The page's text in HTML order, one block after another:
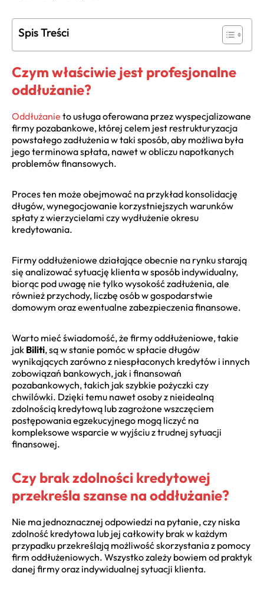
Spis Treści
Czym właściwie jest profesjonalne
oddłużanie?
Oddłużanie to usługa oferowana przez wyspecjalizowane
firmy pozabankowe, której celem jest restrukturyzacja
powstałego zadłużenia w taki sposób, aby możliwa była
jego terminowa spłata, nawet w obliczu napotkanych
problemów finansowych.
Proces ten może obejmować na przykład konsolidację
długów, wynegocjowanie korzystniejszych warunków
spłaty z wierzycielami czy wydłużenie okresu
kredytowania.
Firmy oddłużeniowe działające obecnie na rynku starają
się analizować sytuację klienta w sposób indywidualny,
biorąc pod uwagę nie tylko wysokość zadłużenia, ale
również przychody, liczbę osób w gospodarstwie
domowym oraz ewentualne zabezpieczenia finansowe.
Warto mieć świadomość, że firmy oddłużeniowe, takie
jak Biliti, są w stanie pomóc w spłacie długów
wynikających zarówno z niespłaconych kredytów i innych
zobowiązań bankowych, jak i finansowań
pozabankowych, takich jak szybkie pożyczki czy
chwilówki. Dzięki temu nawet osoby z nieidealną
zdolnością kredytową lub zagrożone wszczęciem
postępowania egzekucyjnego mogą liczyć na
kompleksowe wsparcie w wyjściu z trudnej sytuacji
finansowej.
Czy brak zdolności kredytowej
przekreśla szanse na oddłużanie?
Nie ma jednoznacznej odpowiedzi na pytanie, czy niska
zdolność kredytowa lub jej całkowity brak w każdym
przypadku przekreślają możliwość skorzystania z pomocy
firm oddłużeniowych. Wszystko zależy bowiem od praktyk
danej firmy oraz indywidualnej sytuacji klienta.